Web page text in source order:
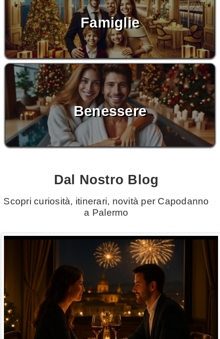
Famiglie
Benessere
Dal Nostro Blog
Scopri curiosità, itinerari, novità per Capodanno
a Palermo